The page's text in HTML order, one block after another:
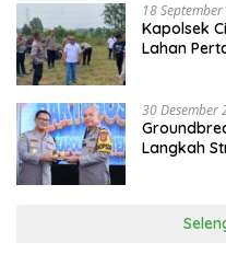
18
Kapolsek
Lahan
30 Desember
Langkah